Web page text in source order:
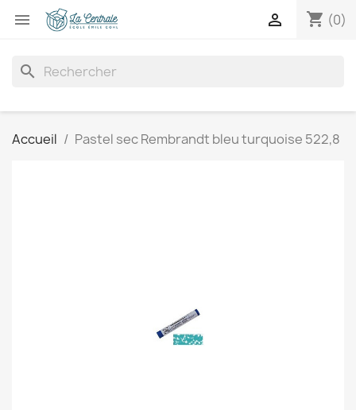
 shopping_cart (0)

search
Accueil Pastel sec Rembrandt bleu turquoise 522,8